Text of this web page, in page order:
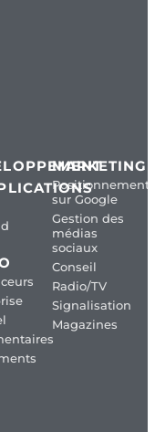
MARKETING
Positionnement
sur Google
Gestion des
médias
sociaux
Conseil
Radio/TV
Signalisation
Magazines